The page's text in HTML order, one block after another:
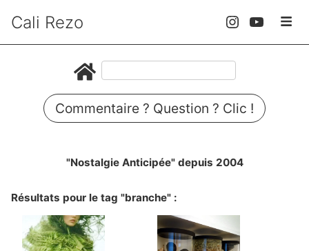
Cali Rezo
Commentaire ? Question ? Clic !
"Nostalgie Anticipée" depuis 2004
Résultats pour le tag "branche" :